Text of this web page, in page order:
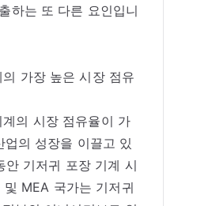
하는 또 다른 요인입니
가장 높은 시장 점유
의 시장 점유율이 가
의 성장을 이끌고 있
기저귀 포장 기계 시
MEA 국가는 기저귀